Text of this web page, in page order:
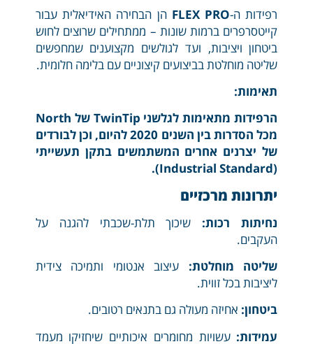
רפידות ה-FLEX PRO הן הבחירה האידיאלית עבור
קייטסרפרים ברמות שונות – ממתחילים שרוצים לחוש
ביטחון ויציבות, ועד לגולשים מקצוענים שמחפשים
שליטה מוחלטת בביצועים קיצוניים עם בלימה חלומית.
תאימות:
הרפידות מתאימות לגלשני TwinTip של North
מכל הסדרות בין השנים 2020 להיום, וכן לבורדים
של יצרנים אחרים המשתמשים בתקן תעשייתי
(Industrial Standard).
יתרונות מרכזיים
נחיתות רכות: שיכוך תלת-שכבתי להגנה על
העקבים.
שליטה מוחלטת: עיצוב אנטומי ותמיכה צידית
ליציבות בכל זווית.
ביטחון: אחיזה מעולה גם בתנאים רטובים.
עמידות: עשויות מחומרים איכותיים שיחזיקו מעמד